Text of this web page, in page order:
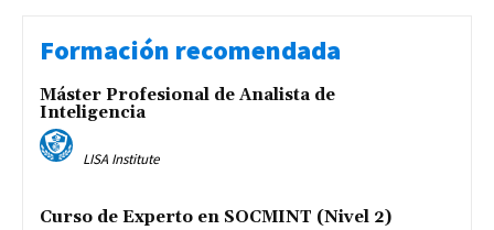
Formación recomendada
Máster Profesional de Analista de
Inteligencia
LISA Institute
Curso de Experto en SOCMINT (Nivel 2)